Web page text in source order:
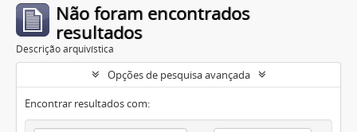
Não foram encontrados
resultados
Descrição arquivística
Opções de pesquisa avançada
Encontrar resultados com: